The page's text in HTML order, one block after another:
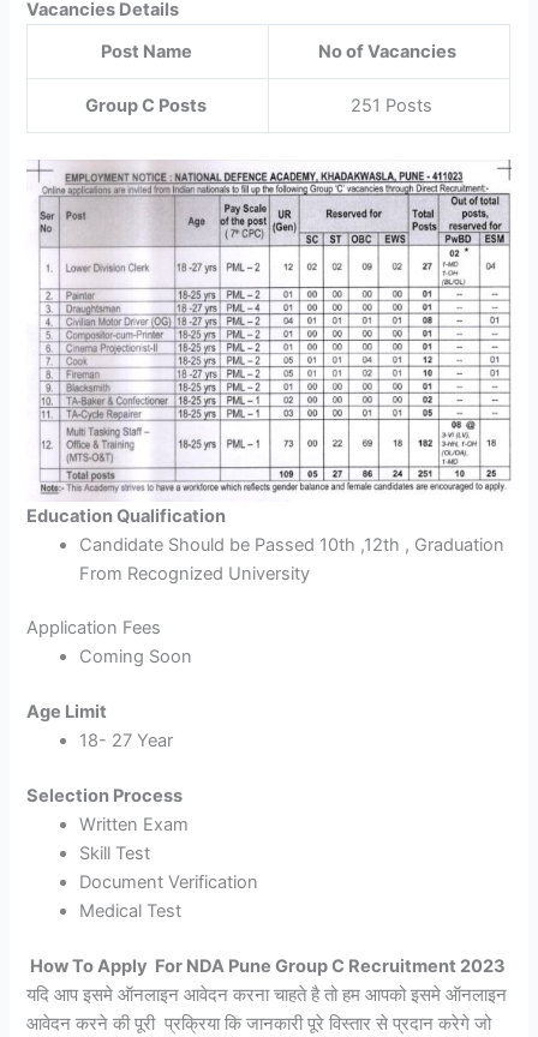
Vacancies Details
Post Name
No of Vacancies
Group C Posts 251 Posts
Education Qualification
Candidate Should be Passed 10th ,12th , Graduation
From Recognized University
Application Fees
Coming Soon
Age Limit
18- 27 Year
Selection Process
Written Exam
Skill Test
Document Verification
Medical Test
How To Apply For NDA Pune Group C Recruitment 2023
यदि आप इसमे ऑनलाइन आवेदन करना चाहते है तो हम आपको इसमे ऑनलाइन
आवेदन करने की पूरी प्रक्रिया कि जानकारी पूरे विस्तार से प्रदान करेगे जो